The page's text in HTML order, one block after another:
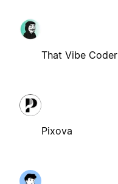
That Vibe Coder
Pixova